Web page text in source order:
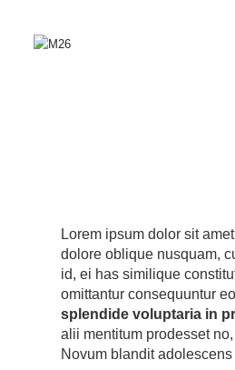
Lorem ipsum dolor sit
dolore oblique nusquam,
id, ei has similique
omittantur consequuntur
splendide voluptaria in
alii mentitum prodesset
Novum blandit